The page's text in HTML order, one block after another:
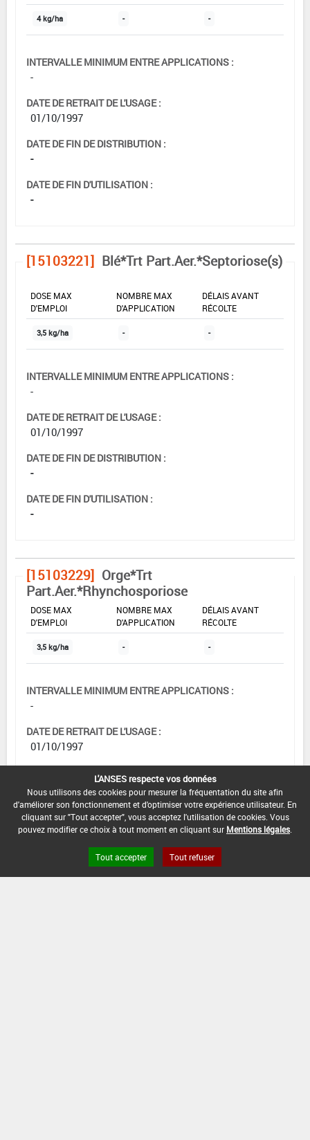
4 kg/ha - -
INTERVALLE MINIMUM ENTRE APPLICATIONS :
-
DATE DE RETRAIT DE L'USAGE :
01/10/1997
DATE DE FIN DE DISTRIBUTION :
-
DATE DE FIN D'UTILISATION :
-
[15103221] Blé*Trt Part.Aer.*Septoriose(s)
DOSE MAX
D'EMPLOI
NOMBRE MAX
D'APPLICATION
DÉLAIS AVANT
RÉCOLTE
3,5 kg/ha - -
INTERVALLE MINIMUM ENTRE APPLICATIONS :
-
DATE DE RETRAIT DE L'USAGE :
01/10/1997
DATE DE FIN DE DISTRIBUTION :
-
DATE DE FIN D'UTILISATION :
-
[15103229] Orge*Trt
Part.Aer.*Rhynchosporiose
DOSE MAX
D'EMPLOI
NOMBRE MAX
D'APPLICATION
DÉLAIS AVANT
RÉCOLTE
3,5 kg/ha - -
INTERVALLE MINIMUM ENTRE APPLICATIONS :
-
DATE DE RETRAIT DE L'USAGE :
01/10/1997
DATE DE FIN DE DISTRIBUTION :
-
DATE DE FIN D'UTILISATION :
-
L'ANSES respecte vos données
Nous utilisons des cookies pour mesurer la fréquentation du site afin
d'améliorer son fonctionnement et d'optimiser votre expérience utilisateur. En
cliquant sur "Tout accepter", vous acceptez l'utilisation de cookies. Vous
pouvez modifier ce choix à tout moment en cliquant sur Mentions légales
Tout accepter Tout refuser